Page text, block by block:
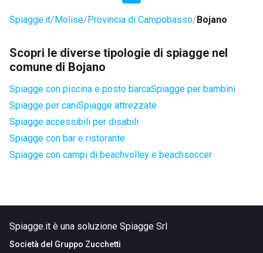
Spiagge.it Molise Provincia di Campobasso Bojano
Scopri le diverse tipologie di spiagge nel
comune di Bojano
Spiagge con piscina e posto barcaSpiagge per bambini
Spiagge per caniSpiagge attrezzate
Spiagge accessibili per disabili
Spiagge con bar e ristorante
Spiagge con campi di beachvolley e beachsoccer
Spiagge.it è una soluzione Spiagge Srl
Società del Gruppo Zucchetti